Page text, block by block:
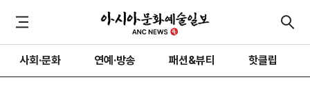
사회·문화 연예·방송 패션&뷰티 핫클립